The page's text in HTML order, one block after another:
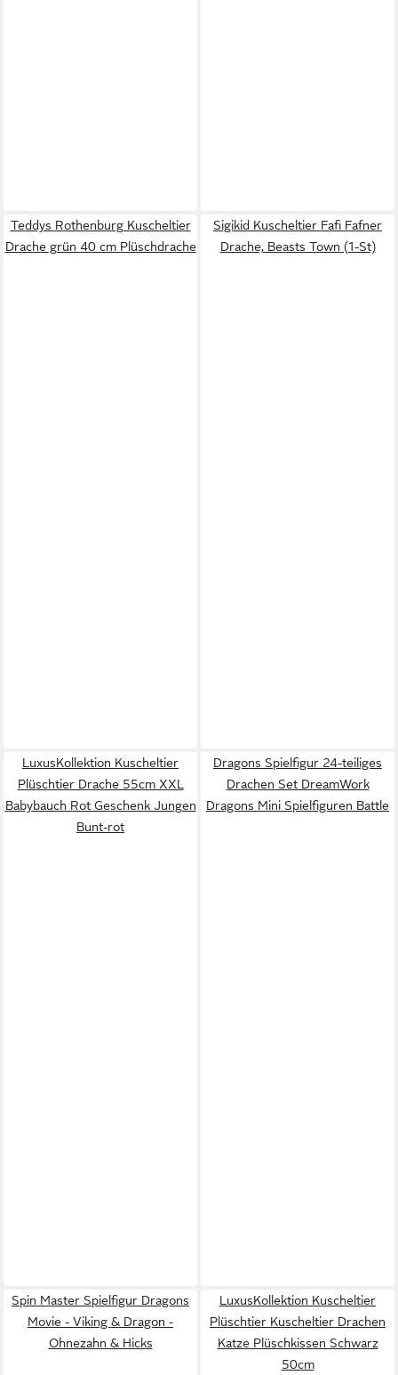
Teddys Rothenburg Kuscheltier
Drache grün 40 cm Plüschdrache
Sigikid Kuscheltier Fafi Fafner
Drache, Beasts Town (1-St)
LuxusKollektion Kuscheltier
Plüschtier Drache 55cm XXL
Babybauch Rot Geschenk Jungen
Bunt-rot
Dragons Spielfigur 24-teiliges
Drachen Set DreamWork
Dragons Mini Spielfiguren Battle
Spin Master Spielfigur Dragons
Movie - Viking & Dragon -
Ohnezahn & Hicks
LuxusKollektion Kuscheltier
Plüschtier Kuscheltier Drachen
Katze Plüschkissen Schwarz
50cm